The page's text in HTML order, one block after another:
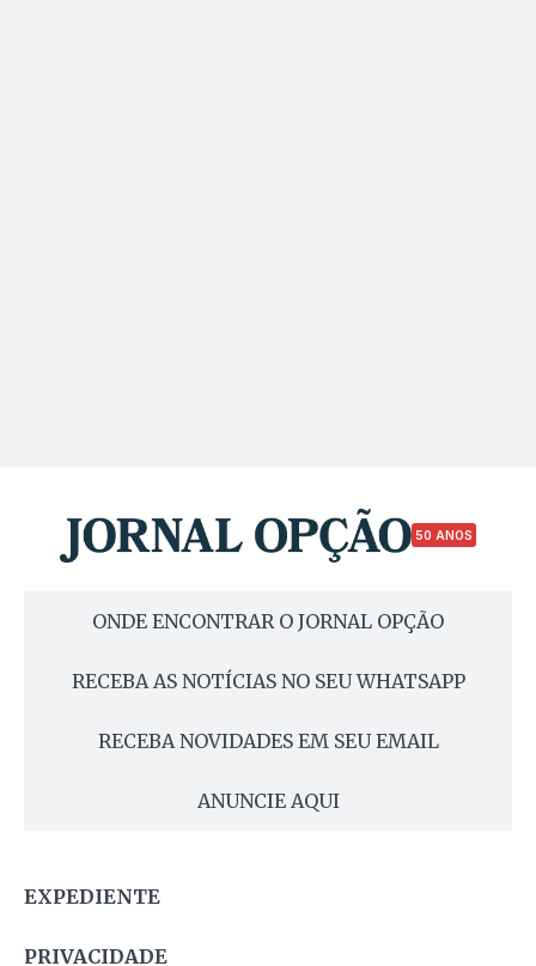
50 ANOS
ONDE ENCONTRAR O JORNAL OPÇÃO
RECEBA AS NOTÍCIAS NO SEU WHATSAPP
RECEBA NOVIDADES EM SEU EMAIL
ANUNCIE AQUI
EXPEDIENTE
PRIVACIDADE